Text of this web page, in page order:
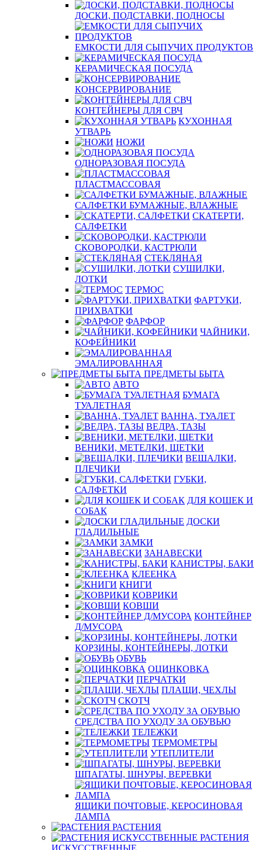
ДОСКИ, ПОДСТАВКИ, ПОДНОСЫ
ЕМКОСТИ ДЛЯ СЫПУЧИХ ПРОДУКТОВ
КЕРАМИЧЕСКАЯ ПОСУДА
КОНСЕРВИРОВАНИЕ
КОНТЕЙНЕРЫ ДЛЯ СВЧ
КУХОННАЯ
УТВАРЬ
НОЖИ
ОДНОРАЗОВАЯ ПОСУДА
ПЛАСТМАССОВАЯ
САЛФЕТКИ БУМАЖНЫЕ, ВЛАЖНЫЕ
СКАТЕРТИ,
САЛФЕТКИ
СКОВОРОДКИ, КАСТРЮЛИ
СТЕКЛЯНАЯ
СУШИЛКИ,
ЛОТКИ
ТЕРМОС
ФАРТУКИ,
ПРИХВАТКИ
ФАРФОР
ЧАЙНИКИ,
КОФЕЙНИКИ
ЭМАЛИРОВАННАЯ
ПРЕДМЕТЫ БЫТА
АВТО
БУМАГА
ТУАЛЕТНАЯ
ВАННА, ТУАЛЕТ
ВЕДРА, ТАЗЫ
ВЕНИКИ, МЕТЕЛКИ, ЩЕТКИ
ВЕШАЛКИ,
ПЛЕЧИКИ
ГУБКИ,
САЛФЕТКИ
ДЛЯ КОШЕК И
СОБАК
ДОСКИ
ГЛАДИЛЬНЫЕ
ЗАМКИ
ЗАНАВЕСКИ
КАНИСТРЫ, БАКИ
КЛЕЕНКА
КНИГИ
КОВРИКИ
КОВШИ
КОНТЕЙНЕР
Д/МУСОРА
КОРЗИНЫ, КОНТЕЙНЕРЫ, ЛОТКИ
ОБУВЬ
ОЦИНКОВКА
ПЕРЧАТКИ
ПЛАЩИ, ЧЕХЛЫ
СКОТЧ
СРЕДСТВА ПО УХОДУ ЗА ОБУВЬЮ
ТЕЛЕЖКИ
ТЕРМОМЕТРЫ
УТЕПЛИТЕЛИ
ШПАГАТЫ, ШНУРЫ, ВЕРЕВКИ
ЯЩИКИ ПОЧТОВЫЕ, КЕРОСИНОВАЯ
ЛАМПА
РАСТЕНИЯ
РАСТЕНИЯ
ИСКУССТВЕННЫЕ